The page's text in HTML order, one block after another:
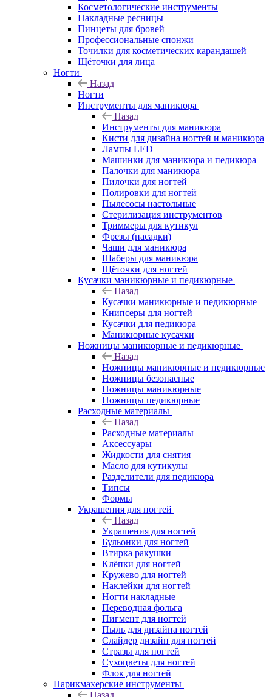
Косметологические инструменты
Накладные ресницы
Пинцеты для бровей
Профессиональные спонжи
Точилки для косметических карандашей
Щёточки для лица
Ногти
Назад
Ногти
Инструменты для маникюра
Назад
Инструменты для маникюра
Кисти для дизайна ногтей и маникюра
Лампы LED
Машинки для маникюра и педикюра
Палочки для маникюра
Пилочки для ногтей
Полировки для ногтей
Пылесосы настольные
Стерилизация инструментов
Триммеры для кутикул
Фрезы (насадки)
Чаши для маникюра
Шаберы для маникюра
Щёточки для ногтей
Кусачки маникюрные и педикюрные
Назад
Кусачки маникюрные и педикюрные
Книпсеры для ногтей
Кусачки для педикюра
Маникюрные кусачки
Ножницы маникюрные и педикюрные
Назад
Ножницы маникюрные и педикюрные
Ножницы безопасные
Ножницы маникюрные
Ножницы педикюрные
Расходные материалы
Назад
Расходные материалы
Аксессуары
Жидкости для снятия
Масло для кутикулы
Разделители для педикюра
Типсы
Формы
Украшения для ногтей
Назад
Украшения для ногтей
Бульонки для ногтей
Втирка ракушки
Клёпки для ногтей
Кружево для ногтей
Наклейки для ногтей
Ногти накладные
Переводная фольга
Пигмент для ногтей
Пыль для дизайна ногтей
Слайдер дизайн для ногтей
Стразы для ногтей
Сухоцветы для ногтей
Флок для ногтей
Парикмахерские инструменты
Назад